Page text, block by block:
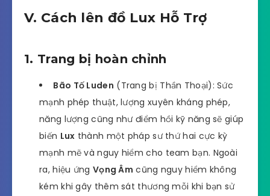
V. Cách lên đồ Lux Hỗ Trợ
1. Trang bị hoàn chỉnh
Bão Tố Luden (Trang bị Thần Thoại): Sức
mạnh phép thuật, lượng xuyên kháng phép,
năng lượng cũng như điểm hồi kỹ năng sẽ giúp
biến Lux thành một pháp sư thứ hai cực kỳ
mạnh mẽ và nguy hiểm cho team bạn. Ngoài
ra, hiệu ứng Vọng Âm cũng nguy hiểm không
kém khi gây thêm sát thương mỗi khi bạn sử